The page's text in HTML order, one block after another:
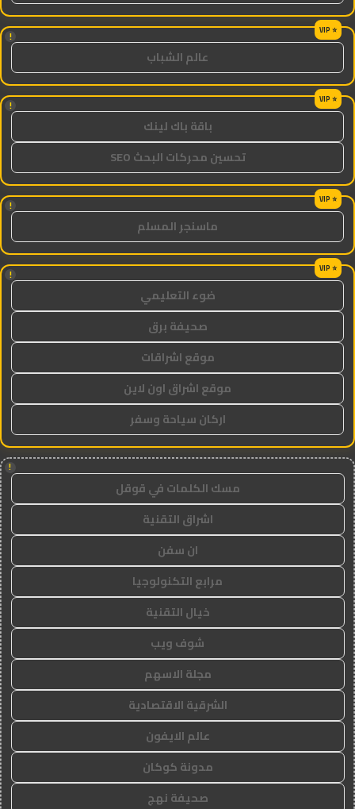
!
عالم الشباب
!
باقة باك لينك
تحسين محركات البحث SEO
!
ماسنجر المسلم
!
ضوء التعليمي
صحيفة برق
موقع اشراقات
موقع اشراق اون لاين
اركان سياحة وسفر
!
مسك الكلمات في قوقل
اشراق التقنية
ان سفن
مرابع التكنولوجيا
خيال التقنية
شوف ويب
مجلة الاسهم
الشرقية الاقتصادية
عالم الايفون
مدونة كوكان
صحيفة نهج